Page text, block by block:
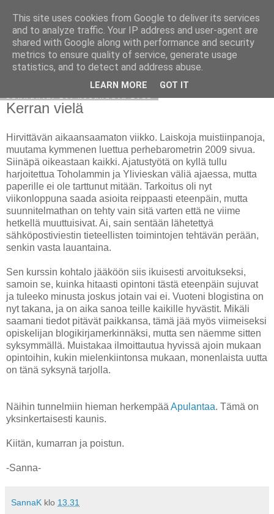
Avoin blogiskelija
Kerran vielä
Hirvittävän aikaansaamaton viikko. Laiskoja muistiinpanoja,
muutama kymmenen luettua perhebarometrin 2009 sivua.
Siinäpä oikeastaan kaikki. Ajatustyötä on kyllä tullu
harjoitettua Toholammin ja Ylivieskan väliä ajaessa, mutta
paperille ei ole tarttunut mitään. Tarkoitus oli nyt
viikonloppuna saada asioita reippaasti eteenpäin, mutta
suunnitelmathan on tehty vain sitä varten että ne viime
hetkellä muuttuisivat. Ai, sain sentään lähetettyä
sähköpostiviestin tieteellisten toimintojen tehtävän perään,
senkin vasta lauantaina.
Sen kurssin kohtalo jääköön siis ikuisesti arvoitukseksi,
samoin se, kuinka hitaasti opintoni tästä eteenpäin sujuvat
ja tuleeko minusta joskus jotain vai ei. Vuoteni blogistina on
nyt takana, ja on aika sanoa teille kaikille hyvästit. Mikäli
saamani tiedot pitävät paikkansa, tämä jää myös viimeiseksi
opiskelijan blogikirjamerkinnäksi, mutta sen näemme sitten
syksymmällä. Muistakaa ilmoittautua hyvissä ajoin mukaan
opintoihin, kukin mielenkiintonsa mukaan, monenlaista uutta
on tänä syksynä tarjolla.
Näihin tunnelmiin hieman herkempää Apulantaa. Tämä on
yksinkertaisesti kaunis.
Kiitän, kumarran ja poistun.
-Sanna-
SannaK klo 13.31
This site uses cookies from Google to deliver its services
and to analyze traffic. Your IP address and user-agent are
shared with Google along with performance and security
metrics to ensure quality of service, generate usage
statistics, and to detect and address abuse.
LEARN MORE GOT IT